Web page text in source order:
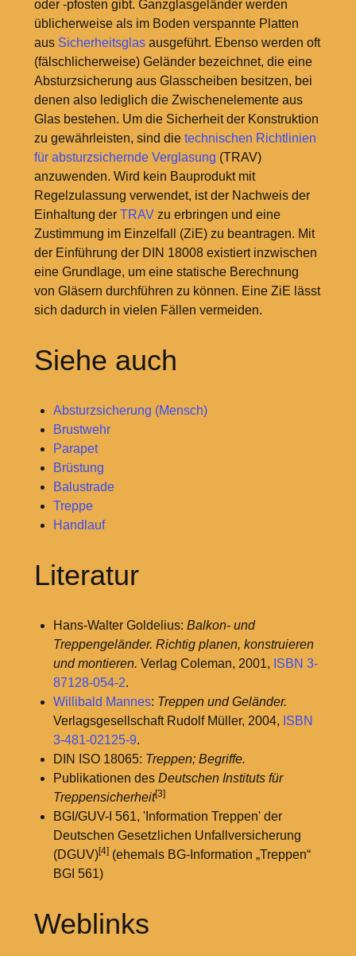
oder -pfosten gibt. Ganzglasgeländer werden
üblicherweise als im Boden verspannte Platten
aus Sicherheitsglasausgeführt. Ebenso werden oft
(fälschlicherweise) Geländer bezeichnet, die eine
Absturzsicherung aus Glasscheiben besitzen, bei
denen also lediglich die Zwischenelemente aus
Glas bestehen. Um die Sicherheit der Konstruktion
zu gewährleisten, sind die technischen Richtlinien
für absturzsichernde Verglasung (TRAV)
anzuwenden. Wird kein Bauprodukt mit
Regelzulassung verwendet, ist der Nachweis der
Einhaltung der TRAVzu erbringen und eine
Zustimmung im Einzelfall (ZiE) zu beantragen. Mit
der Einführung der DIN 18008 existiert inzwischen
eine Grundlage, um eine statische Berechnung
von Gläsern durchführen zu können. Eine ZiE lässt
sich dadurch in vielen Fällen vermeiden.
Siehe auch
Absturzsicherung (Mensch)
Brustwehr
Parapet
Brüstung
Balustrade
Treppe
Handlauf
Literatur
Hans-Walter Goldelius: Balkon- und
Treppengeländer. Richtig planen, konstruieren
und montieren. Verlag Coleman, 2001, ISBN 3-
87128-054-2.
Willibald Mannes: Treppen und Geländer.
Verlagsgesellschaft Rudolf Müller, 2004, ISBN
3-481-02125-9.
DIN ISO 18065: Treppen; Begriffe.
Publikationen des Deutschen Instituts für
Treppensicherheit[3]
BGI/GUV-I 561, 'Information Treppen' der
Deutschen Gesetzlichen Unfallversicherung
(DGUV)[4](ehemals BG-Information „Treppen“
BGI 561)
Weblinks